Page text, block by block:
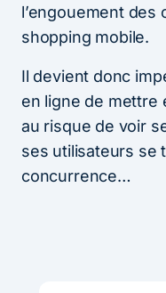
l’engouement des
shopping mobile.
Il devient donc
en ligne de mettre
au risque de voir
ses utilisateurs se
concurrence…